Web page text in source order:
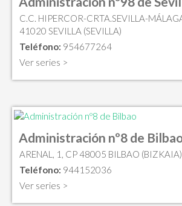
C.C. HIPERCOR-CRTA.SEVILLA-
41020 SEVILLA (SEVILLA)
Teléfono: 954677264
Ver series >
Administración nº8 de
ARENAL, 1, CP 48005 BILBAO (BIZKAIA)
Teléfono: 944152036
Ver series >